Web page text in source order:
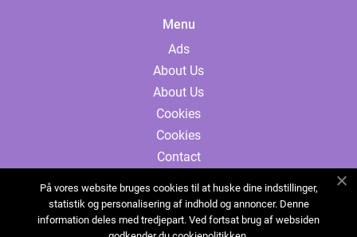
Menu
Ads
About Us
About Us
Cookies
Cookies
Contact
Sitemap
Sitemap
På vores website bruges cookies til at huske dine indstillinger,
statistik og personalisering af indhold og annoncer. Denne
information deles med tredjepart. Ved fortsat brug af websiden